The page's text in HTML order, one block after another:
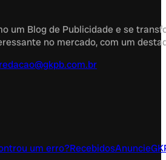
um Blog de Publicidade e se
no mercado, com um
redacao@gkpb.com.br
um erro?RecebidosAnuncie